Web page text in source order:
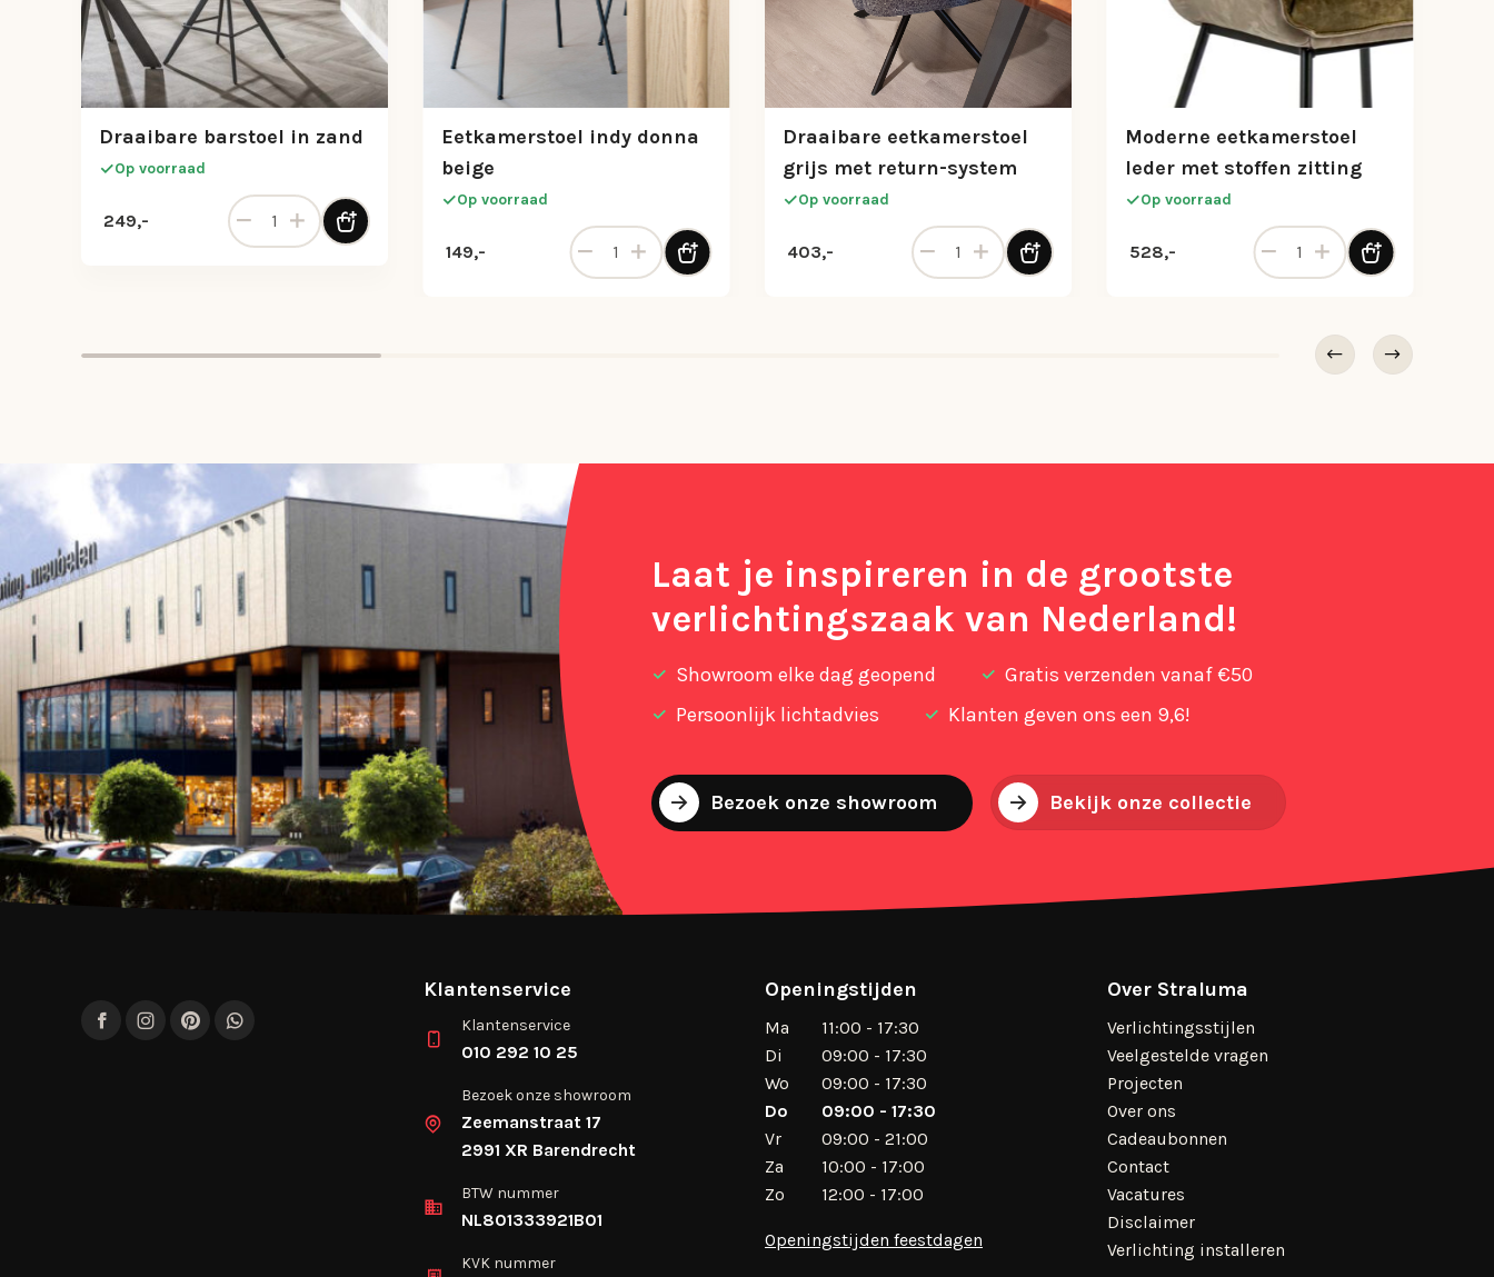
Draaibare barstoel in zand
Op voorraad
249,-
Draaibare barstoel in zand aantal
Eetkamerstoel indy donna
beige
Op voorraad
149,-
Eetkamerstoel indy donna beige aantal
Draaibare eetkamerstoel
grijs met return-system
Op voorraad
403,-
Draaibare eetkamerstoel grijs met return-system aantal
Moderne eetkamerstoel
leder met stoffen zitting
Op voorraad
528,-
Moderne eetkamerstoel
Laat je inspireren in de grootste
verlichtingszaak van Nederland!
Showroom elke dag geopend
Gratis verzenden vanaf €50
Persoonlijk lichtadvies
Klanten geven ons een 9,6!
Bezoek onze showroom Bekijk onze collectie
FacebookInstagram
PinterestWhatsApp
Klantenservice
Klantenservice
010 292 10 25
Bezoek onze showroom
Zeemanstraat 17
2991 XR Barendrecht
BTW nummer
NL801333921B01
KVK nummer
Openingstijden
Ma
11:00 - 17:30
Di
09:00 - 17:30
Wo
09:00 - 17:30
Do
09:00 - 17:30
Vr
09:00 - 21:00
Za
10:00 - 17:00
Zo
12:00 - 17:00
Openingstijden feestdagen
Over Straluma
Verlichtingsstijlen
Veelgestelde vragen
Projecten
Over ons
Cadeaubonnen
Contact
Vacatures
Disclaimer
Verlichting installeren